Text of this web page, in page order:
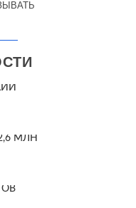
МЛН